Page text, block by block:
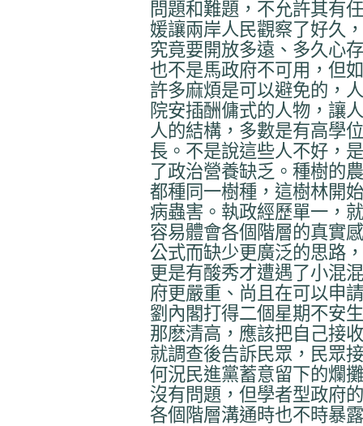
問題和難題，不允許其有
媛讓兩岸人民觀察了好久
究竟要開放多遠、多久心
也不是馬政府不可用，但
許多麻煩是可以避免的，
院安插酬傭式的人物，讓
人的結構，多數是有高學
長。不是說這些人不好，
了政治營養缺乏。種樹的
都種同一樹種，這樹林開
病蟲害。執政經歷單一，
容易體會各個階層的真實
公式而缺少更廣泛的思路
更是有酸秀才遭遇了小混
府更嚴重、尚且在可以申
劉內閣打得二個星期不安
那麽清高，應該把自己接
就調查後告訴民眾，民眾
何況民進黨蓄意留下的爛
沒有問題，但學者型政府
各個階層溝通時也不時暴